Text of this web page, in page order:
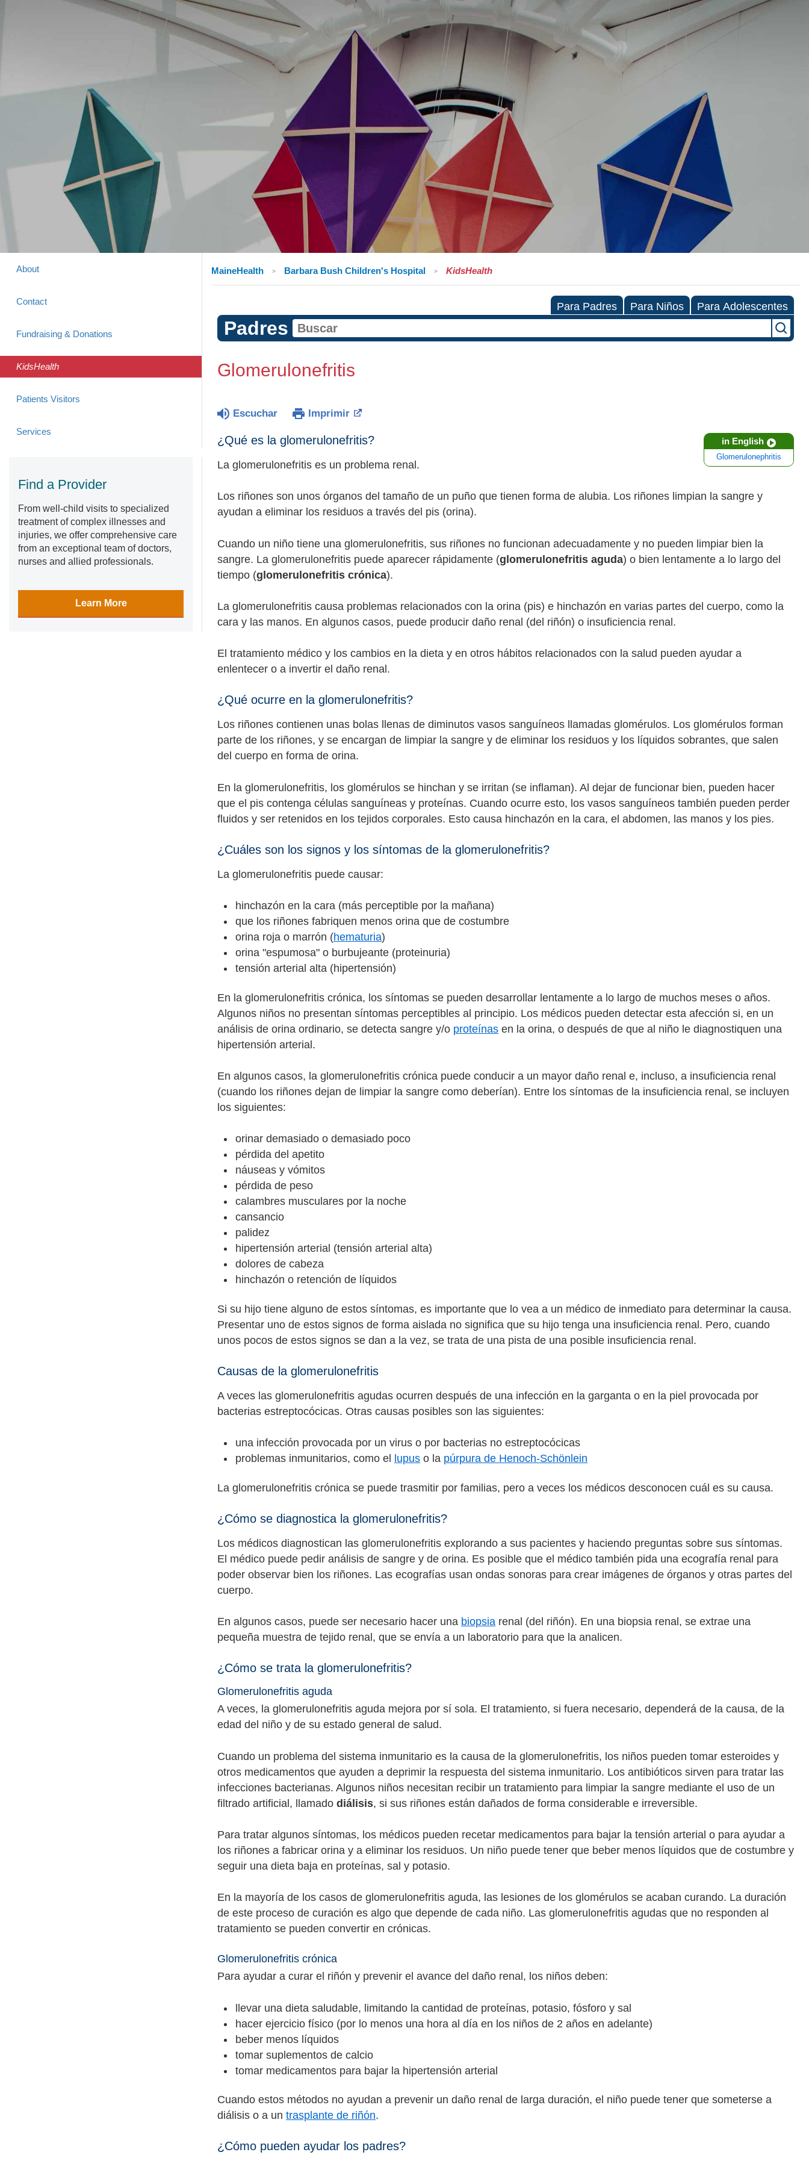
About
Contact
Fundraising & Donations
KidsHealth
Patients Visitors
Services
Find a Provider
From well-child visits to specialized
treatment of complex illnesses and
injuries, we offer comprehensive care
from an exceptional team of doctors,
nurses and allied professionals.
Learn More
MaineHealth Barbara Bush Children's Hospital KidsHealth
Para Padres Para Niños Para Adolescentes
Padres
Glomerulonefritis
Escuchar Imprimir
in English
Glomerulonephritis
¿Qué es la glomerulonefritis?
La glomerulonefritis es un problema renal.
Los riñones son unos órganos del tamaño de un puño que tienen forma de alubia. Los riñones limpian la sangre y
ayudan a eliminar los residuos a través del pis (orina).
Cuando un niño tiene una glomerulonefritis, sus riñones no funcionan adecuadamente y no pueden limpiar bien la
sangre. La glomerulonefritis puede aparecer rápidamente (glomerulonefritis aguda) o bien lentamente a lo largo del
tiempo (glomerulonefritis crónica).
La glomerulonefritis causa problemas relacionados con la orina (pis) e hinchazón en varias partes del cuerpo, como la
cara y las manos. En algunos casos, puede producir daño renal (del riñón) o insuficiencia renal.
El tratamiento médico y los cambios en la dieta y en otros hábitos relacionados con la salud pueden ayudar a
enlentecer o a invertir el daño renal.
¿Qué ocurre en la glomerulonefritis?
Los riñones contienen unas bolas llenas de diminutos vasos sanguíneos llamadas glomérulos. Los glomérulos forman
parte de los riñones, y se encargan de limpiar la sangre y de eliminar los residuos y los líquidos sobrantes, que salen
del cuerpo en forma de orina.
En la glomerulonefritis, los glomérulos se hinchan y se irritan (se inflaman). Al dejar de funcionar bien, pueden hacer
que el pis contenga células sanguíneas y proteínas. Cuando ocurre esto, los vasos sanguíneos también pueden perder
fluidos y ser retenidos en los tejidos corporales. Esto causa hinchazón en la cara, el abdomen, las manos y los pies.
¿Cuáles son los signos y los síntomas de la glomerulonefritis?
La glomerulonefritis puede causar:
hinchazón en la cara (más perceptible por la mañana)
que los riñones fabriquen menos orina que de costumbre
orina roja o marrón (hematuria)
orina "espumosa" o burbujeante (proteinuria)
tensión arterial alta (hipertensión)
En la glomerulonefritis crónica, los síntomas se pueden desarrollar lentamente a lo largo de muchos meses o años.
Algunos niños no presentan síntomas perceptibles al principio. Los médicos pueden detectar esta afección si, en un
análisis de orina ordinario, se detecta sangre y/o proteínas en la orina, o después de que al niño le diagnostiquen una
hipertensión arterial.
En algunos casos, la glomerulonefritis crónica puede conducir a un mayor daño renal e, incluso, a insuficiencia renal
(cuando los riñones dejan de limpiar la sangre como deberían). Entre los síntomas de la insuficiencia renal, se incluyen
los siguientes:
orinar demasiado o demasiado poco
pérdida del apetito
náuseas y vómitos
pérdida de peso
calambres musculares por la noche
cansancio
palidez
hipertensión arterial (tensión arterial alta)
dolores de cabeza
hinchazón o retención de líquidos
Si su hijo tiene alguno de estos síntomas, es importante que lo vea a un médico de inmediato para determinar la causa.
Presentar uno de estos signos de forma aislada no significa que su hijo tenga una insuficiencia renal. Pero, cuando
unos pocos de estos signos se dan a la vez, se trata de una pista de una posible insuficiencia renal.
Causas de la glomerulonefritis
A veces las glomerulonefritis agudas ocurren después de una infección en la garganta o en la piel provocada por
bacterias estreptocócicas. Otras causas posibles son las siguientes:
una infección provocada por un virus o por bacterias no estreptocócicas
problemas inmunitarios, como el
lupus o la púrpura de Henoch-Schönlein
La glomerulonefritis crónica se puede trasmitir por familias, pero a veces los médicos desconocen cuál es su causa.
¿Cómo se diagnostica la glomerulonefritis?
Los médicos diagnostican las glomerulonefritis explorando a sus pacientes y haciendo preguntas sobre sus síntomas.
El médico puede pedir análisis de sangre y de orina. Es posible que el médico también pida una ecografía renal para
poder observar bien los riñones. Las ecografías usan ondas sonoras para crear imágenes de órganos y otras partes del
cuerpo.
En algunos casos, puede ser necesario hacer una biopsia renal (del riñón). En una biopsia renal, se extrae una
pequeña muestra de tejido renal, que se envía a un laboratorio para que la analicen.
¿Cómo se trata la glomerulonefritis?
Glomerulonefritis aguda
A veces, la glomerulonefritis aguda mejora por sí sola. El tratamiento, si fuera necesario, dependerá de la causa, de la
edad del niño y de su estado general de salud.
Cuando un problema del sistema inmunitario es la causa de la glomerulonefritis, los niños pueden tomar esteroides y
otros medicamentos que ayuden a deprimir la respuesta del sistema inmunitario. Los antibióticos sirven para tratar las
infecciones bacterianas. Algunos niños necesitan recibir un tratamiento para limpiar la sangre mediante el uso de un
filtrado artificial, llamado diálisis, si sus riñones están dañados de forma considerable e irreversible.
Para tratar algunos síntomas, los médicos pueden recetar medicamentos para bajar la tensión arterial o para ayudar a
los riñones a fabricar orina y a eliminar los residuos. Un niño puede tener que beber menos líquidos que de costumbre y
seguir una dieta baja en proteínas, sal y potasio.
En la mayoría de los casos de glomerulonefritis aguda, las lesiones de los glomérulos se acaban curando. La duración
de este proceso de curación es algo que depende de cada niño. Las glomerulonefritis agudas que no responden al
tratamiento se pueden convertir en crónicas.
Glomerulonefritis crónica
Para ayudar a curar el riñón y prevenir el avance del daño renal, los niños deben:
llevar una dieta saludable, limitando la cantidad de proteínas, potasio, fósforo y sal
hacer ejercicio físico (por lo menos una hora al día en los niños de 2 años en adelante)
beber menos líquidos
tomar suplementos de calcio
tomar medicamentos para bajar la hipertensión arterial
Cuando estos métodos no ayudan a prevenir un daño renal de larga duración, el niño puede tener que someterse a
diálisis o a un trasplante de riñón.
¿Cómo pueden ayudar los padres?